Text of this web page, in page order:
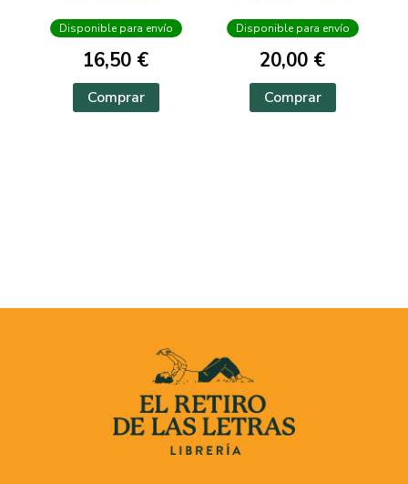
Disponible para envío
16,50 €
Comprar
Disponible para envío
20,00 €
Comprar